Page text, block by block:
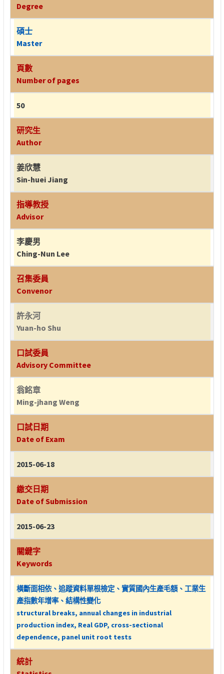
Degree
碩士
Master
頁數
Number of pages
50
研究生
Author
姜欣慧
Sin-huei Jiang
指導教授
Advisor
李慶男
Ching-Nun Lee
召集委員
Convenor
許永河
Yuan-ho Shu
口試委員
Advisory Committee
翁銘章
Ming-jhang Weng
口試日期
Date of Exam
2015-06-18
繳交日期
Date of Submission
2015-06-23
關鍵字
Keywords
橫斷面相依、追蹤資料單根檢定、實質國內生產毛額、工業生
產指數年增率、結構性變化
structural breaks, annual changes in industrial
production index, Real GDP, cross-sectional
dependence, panel unit root tests
統計